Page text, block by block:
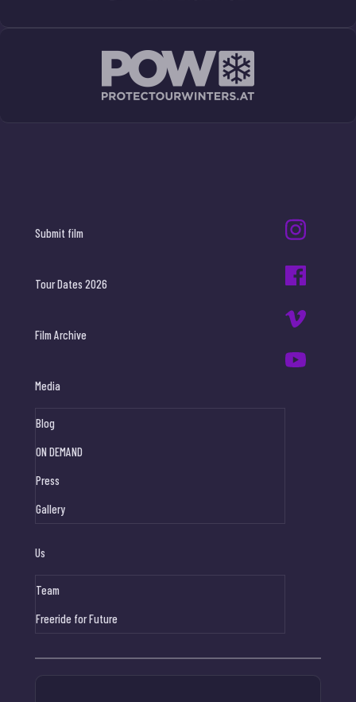
Submit film
Tour Dates 2026
Film Archive
Media
Blog
ON DEMAND
Press
Gallery
Us
Team
Freeride for Future